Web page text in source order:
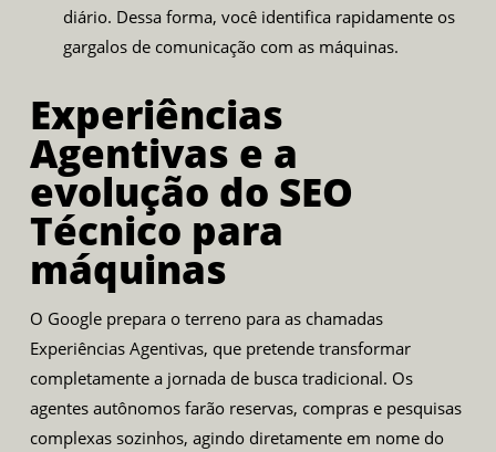
diário. Dessa forma, você identifica rapidamente os
gargalos de comunicação com as máquinas.
Experiências
Agentivas e a
evolução do SEO
Técnico para
máquinas
O Google prepara o terreno para as chamadas
Experiências Agentivas, que pretende transformar
completamente a jornada de busca tradicional. Os
agentes autônomos farão reservas, compras e pesquisas
complexas sozinhos, agindo diretamente em nome do